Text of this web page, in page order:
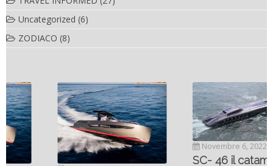
Uncategorized (6)
ZODIACO (8)
Novembre 6, 2022
SC- 46 il catamarano